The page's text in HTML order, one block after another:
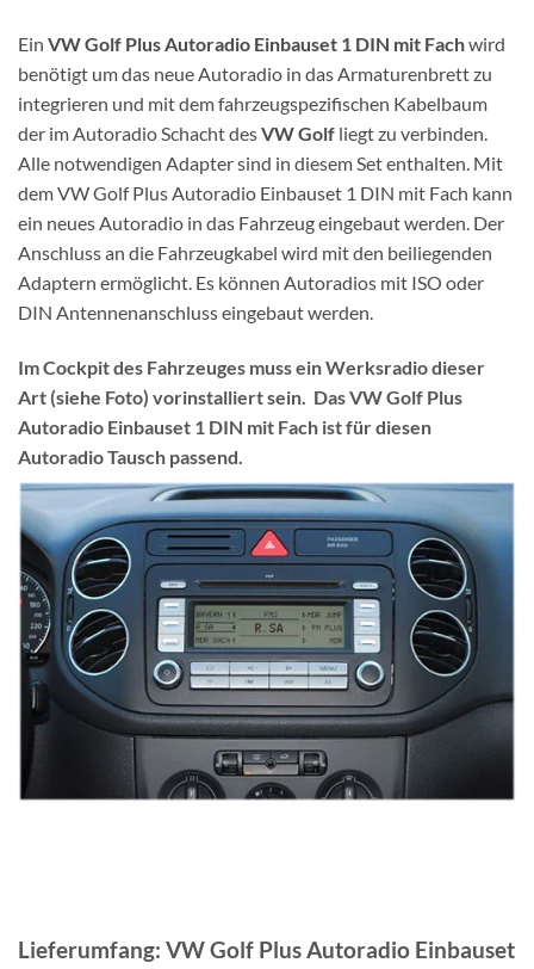
Ein VW Golf Plus Autoradio Einbauset 1 DIN mit Fachwird
benötigt um das neue Autoradio in das Armaturenbrett zu
integrieren und mit dem fahrzeugspezifischen Kabelbaum
der im Autoradio Schacht desVW Golf liegt zu verbinden.
Alle notwendigen Adapter sind in diesem Set enthalten. Mit
dem VW Golf Plus Autoradio Einbauset 1 DIN mit Fach kann
ein neues Autoradio in das Fahrzeug eingebaut werden. Der
Anschluss an die Fahrzeugkabel wird mit den beiliegenden
Adaptern ermöglicht. Es können Autoradios mit ISO oder
DIN Antennenanschluss eingebaut werden.
Im Cockpit des Fahrzeuges muss ein Werksradio dieser
Art (siehe Foto) vorinstalliert sein. Das VW Golf Plus
Autoradio Einbauset 1 DIN mit Fach ist für diesen
Autoradio Tausch passend.
Lieferumfang: VW Golf Plus Autoradio Einbauset